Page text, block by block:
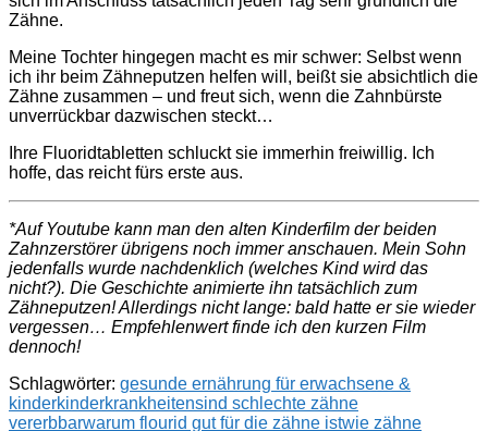
Zähne.
Meine Tochter hingegen macht es mir schwer: Selbst wenn
ich ihr beim Zähneputzen helfen will, beißt sie absichtlich die
Zähne zusammen – und freut sich, wenn die Zahnbürste
unverrückbar dazwischen steckt…
Ihre Fluoridtabletten schluckt sie immerhin freiwillig. Ich
hoffe, das reicht fürs erste aus.
*Auf Youtube kann man den alten Kinderfilm der beiden
Zahnzerstörer übrigens noch immer anschauen. Mein Sohn
jedenfalls wurde nachdenklich (welches Kind wird das
nicht?). Die Geschichte animierte ihn tatsächlich zum
Zähneputzen! Allerdings nicht lange: bald hatte er sie wieder
vergessen… Empfehlenwert finde ich den kurzen Film
dennoch!
Schlagwörter: gesunde ernährung für erwachsene &
kinderkinderkrankheitensind schlechte zähne
vererbbarwarum flourid gut für die zähne istwie zähne